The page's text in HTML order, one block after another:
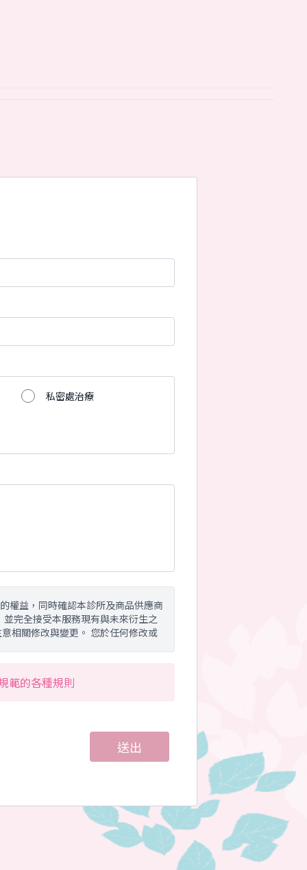
私密處治療
權益，同時確認本診所及商品供應商
完全接受本服務現有與未來衍生之
相關修改與變更。 您於任何修改或
的，會員同意本診所、或本診所之
得公開或使用統計資料。
範的各種規則
送出